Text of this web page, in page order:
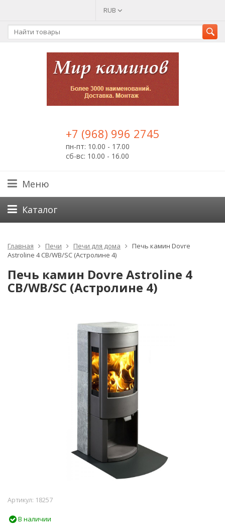
RUB
+7 (968) 996 2745
пн-пт: 10.00 - 17.00
сб-вс: 10.00 - 16.00
Меню
Каталог
Главная Печи Печи для дома
Печь камин Dovre
Astroline 4 CB/WB/SC (Астролине 4)
Печь камин Dovre Astroline 4
CB/WB/SC (Астролине 4)
Артикул: 18257
В наличии